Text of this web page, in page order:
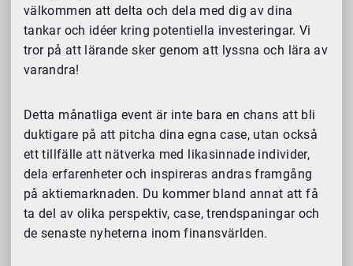
välkommen att delta och dela med dig av dina
tankar och idéer kring potentiella investeringar. Vi
tror på att lärande sker genom att lyssna och lära av
varandra!
Detta månatliga event är inte bara en chans att bli
duktigare på att pitcha dina egna case, utan också
ett tillfälle att nätverka med likasinnade individer,
dela erfarenheter och inspireras andras framgång
på aktiemarknaden. Du kommer bland annat att få
ta del av olika perspektiv, case, trendspaningar och
de senaste nyheterna inom finansvärlden.